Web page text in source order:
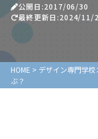
公開日:2017/06/30
最終更新日:2024/11/
HOME > デザイン専門学校
ぶ？